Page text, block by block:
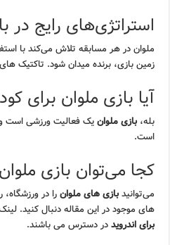
استراتژی‌های رایج در
ملوان در هر مسابقه تلاش می‌کند با
زمین بازی، برنده میدان شود. تاکتیک
آیا بازی ملوان برای
بله،بازی ملوانیک فعالیت ورزشی است و
است.
کجا می‌توان بازی ملوان
می‌توانیدبازی های ملوانرا در
های موجود در این مقاله دنبال کنید.
برای اندرویددر دسترس می باشند.